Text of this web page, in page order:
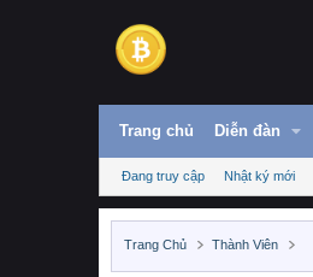
Trang chủ Diễn đàn
Đang truy cập Nhật ký mới
Trang Chủ Thành Viên